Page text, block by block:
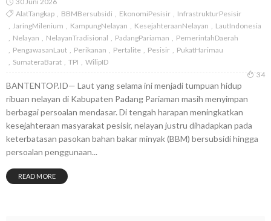
AlatTangkap
BBMBersubsidi EkonomiPesisir
InfrastrukturPesisir
JaringMilenium
KampungNelayan KesejahteraanNelayan
LautIndonesia
Nelayan
NelayanTradisional PadangPariaman
PemerintahDaerah
PengawasanLaut
Perikanan Pertalite Pesisir
PukatHarimau
SumateraBarat
TPI
WilipID
34
BANTENTOP.ID— Laut yang selama ini menjadi tumpuan hidup
ribuan nelayan di Kabupaten Padang Pariaman masih menyimpan
berbagai persoalan mendasar. Di tengah harapan meningkatkan
kesejahteraan masyarakat pesisir, nelayan justru dihadapkan pada
keterbatasan pasokan bahan bakar minyak (BBM) bersubsidi hingga
persoalan penggunaan...
READ MORE